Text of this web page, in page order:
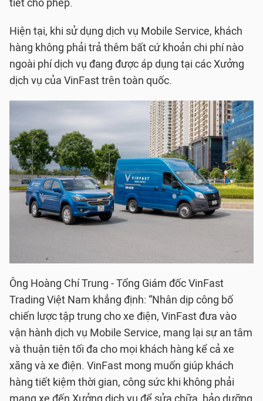
tiết cho phép.
Hiện tại, khi sử dụng dịch vụ Mobile Service, khách
hàng không phải trả thêm bất cứ khoản chi phí nào
ngoài phí dịch vụ đang được áp dụng tại các Xưởng
dịch vụ của VinFast trên toàn quốc.
Ông Hoàng Chí Trung - Tổng Giám đốc VinFast
Trading Việt Nam khẳng định: “Nhân dịp công bố
chiến lược tập trung cho xe điện, VinFast đưa vào
vận hành dịch vụ Mobile Service, mang lại sự an tâm
và thuận tiện tối đa cho mọi khách hàng kể cả xe
xăng và xe điện. VinFast mong muốn giúp khách
hàng tiết kiệm thời gian, công sức khi không phải